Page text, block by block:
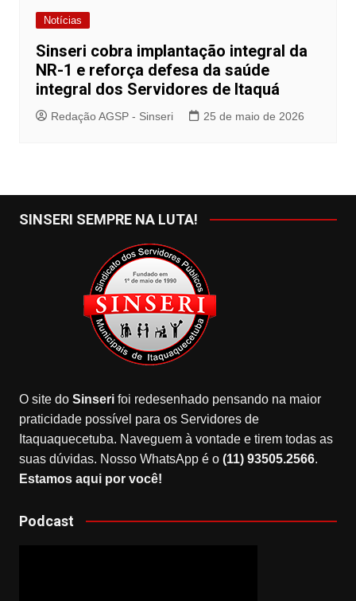
Notícias
Sinseri cobra implantação integral da
NR-1 e reforça defesa da saúde
integral dos Servidores de Itaquá
Redação AGSP - Sinseri 25 de maio de 2026
SINSERI SEMPRE NA LUTA!
O site do Sinserifoi redesenhado pensando na maior
praticidade possível para os Servidores de
Itaquaquecetuba. Naveguem à vontade e tirem todas as
suas dúvidas. Nosso WhatsApp é o (11) 93505.2566.
Estamos aqui por você!
Podcast